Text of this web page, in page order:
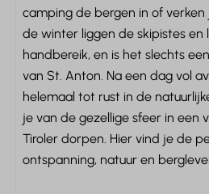
Smart TV
Videoland
Netflix
Huisdieren
Huisdieren toegestaan
camping de bergen in of
de winter liggen de skipistes en
handbereik, en is het slechts
van St. Anton. Na een dag vol
helemaal tot rust in de
je van de gezellige sfeer in een
Tiroler dorpen. Hier vind je de
ontspanning, natuur en